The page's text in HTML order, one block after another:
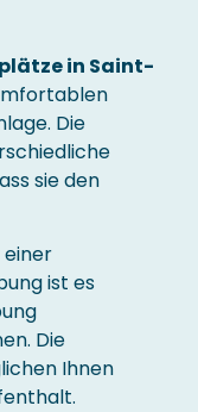
in Saint-
Die
sie den
ist es
Die
Ihnen